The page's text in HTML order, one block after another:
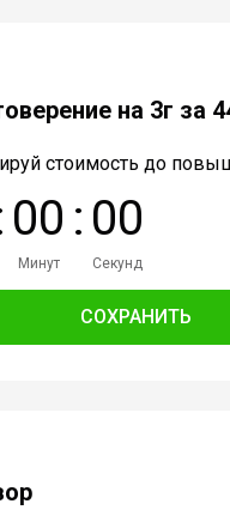
на 3г за
стоимость до
00
Минут
: 00
Секунд
СОХРАНИТЬ